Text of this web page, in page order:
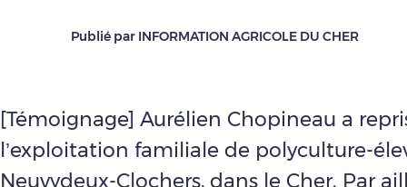
Publié par INFORMATION AGRICOLE DU CHER
[Témoignage] Aurélien Chopineau a
l’exploitation familiale de polyculture-
Neuvydeux-Clochers, dans le Cher. Par